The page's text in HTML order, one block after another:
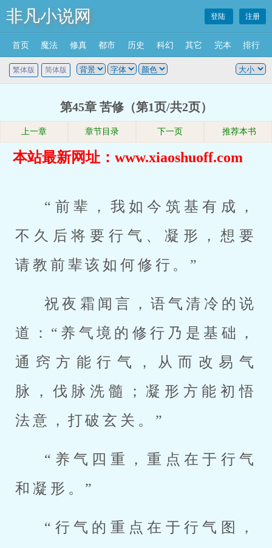
非凡小说网 登陆 注册
首页 魔法 修真 都市 历史 科幻 其它 完本 排行
繁体版 简体版
第45章 苦修（第1页/共2页）
上一章 章节目录 下一页 推荐本书
本站最新网址：www.xiaoshuoff.com
“前辈，我如今筑基有成，
不久后将要行气、凝形，想要
请教前辈该如何修行。”
祝夜霜闻言，语气清冷的说
道：“养气境的修行乃是基础，
通窍方能行气，从而改易气
脉，伐脉洗髓；凝形方能初悟
法意，打破玄关。”
“养气四重，重点在于行气
和凝形。”
“行气的重点在于行气图，